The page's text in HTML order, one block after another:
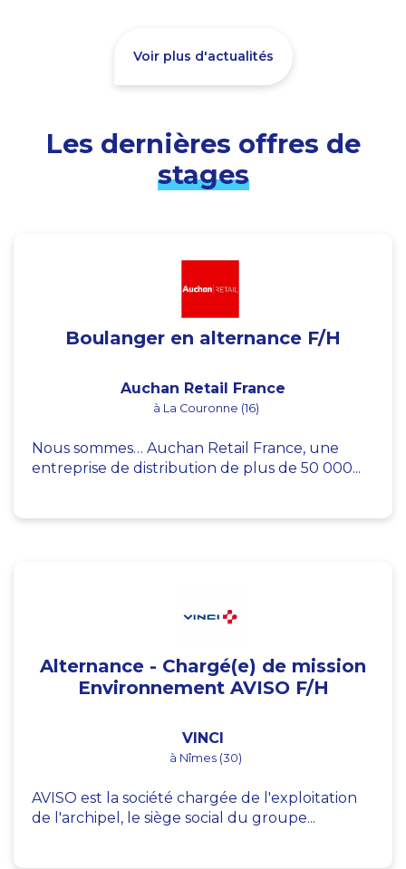
Voir plus d'actualités
Les dernières offres de
stages
Boulanger en alternance F/H
Auchan Retail France
à La Couronne (16)
Nous sommes… Auchan Retail France, une
entreprise de distribution de plus de 50 000...
Alternance - Chargé(e) de mission
Environnement AVISO F/H
VINCI
à Nîmes (30)
AVISO est la société chargée de l'exploitation
de l'archipel, le siège social du groupe...